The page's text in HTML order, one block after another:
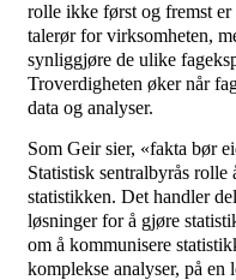
rolle ikke først og fremst
talerør for virksomheten,
synliggjøre de ulike
Troverdigheten øker når
data og analyser.
Som Geir sier, «fakta bør
Statistisk sentralbyrås
statistikken. Det handler
løsninger for å gjøre
om å kommunisere
komplekse analyser, på